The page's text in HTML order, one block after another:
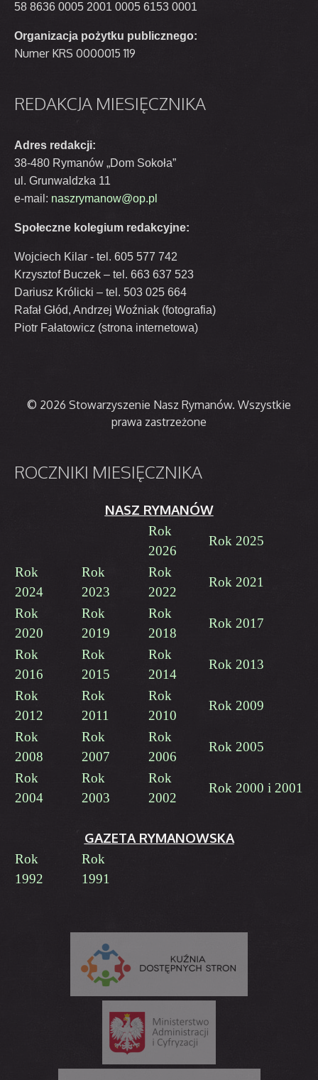
58 8636 0005 2001 0005 6153 0001
Organizacja pożytku publicznego:
Numer KRS 0000015 119
REDAKCJA MIESIĘCZNIKA
Adres redakcji:
38-480 Rymanów „Dom Sokoła”
ul. Grunwaldzka 11
e-mail: naszrymanow@op.pl
Społeczne kolegium redakcyjne:
Wojciech Kilar - tel. 605 577 742
Krzysztof Buczek – tel. 663 637 523
Dariusz Królicki – tel. 503 025 664
Rafał Głód, Andrzej Woźniak (fotografia)
Piotr Fałatowicz (strona internetowa)
© 2026 Stowarzyszenie Nasz Rymanów. Wszystkie
prawa zastrzeżone
ROCZNIKI MIESIĘCZNIKA
NASZ RYMANÓW
Rok
2026
Rok 2025
Rok
2024
Rok
2023
Rok
2022
Rok 2021
Rok
2020
Rok
2019
Rok
2018
Rok 2017
Rok
2016
Rok
2015
Rok
2014
Rok 2013
Rok
2012
Rok
2011
Rok
2010
Rok 2009
Rok
2008
Rok
2007
Rok
2006
Rok 2005
Rok
2004
Rok
2003
Rok
2002
Rok 2000 i 2001
GAZETA RYMANOWSKA
Rok
1992
Rok
1991